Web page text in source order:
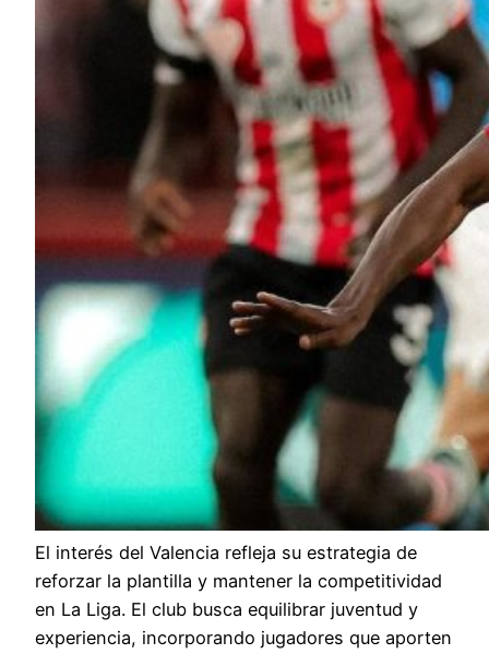
El interés del Valencia refleja su estrategia de
reforzar la plantilla y mantener la competitividad
en La Liga. El club busca equilibrar juventud y
experiencia, incorporando jugadores que aporten